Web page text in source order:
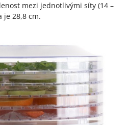
mezi jednotlivými síty (14 –
je 28,8 cm.